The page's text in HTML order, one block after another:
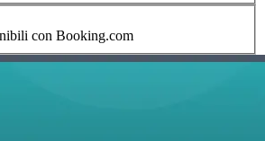
con Booking.com